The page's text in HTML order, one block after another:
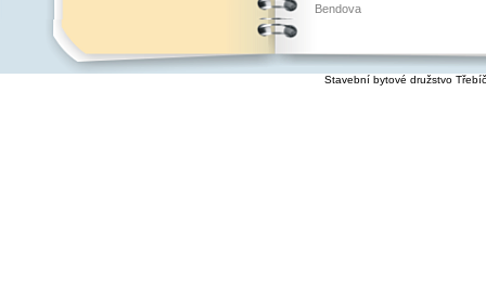
Bendova
Stavební bytové družstvo